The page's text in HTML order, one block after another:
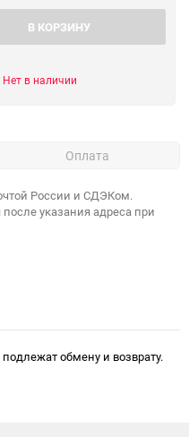
В КОРЗИНУ
Нет в наличии
Оплата
России и СДЭКом.
указания адреса при
обмену и возврату.